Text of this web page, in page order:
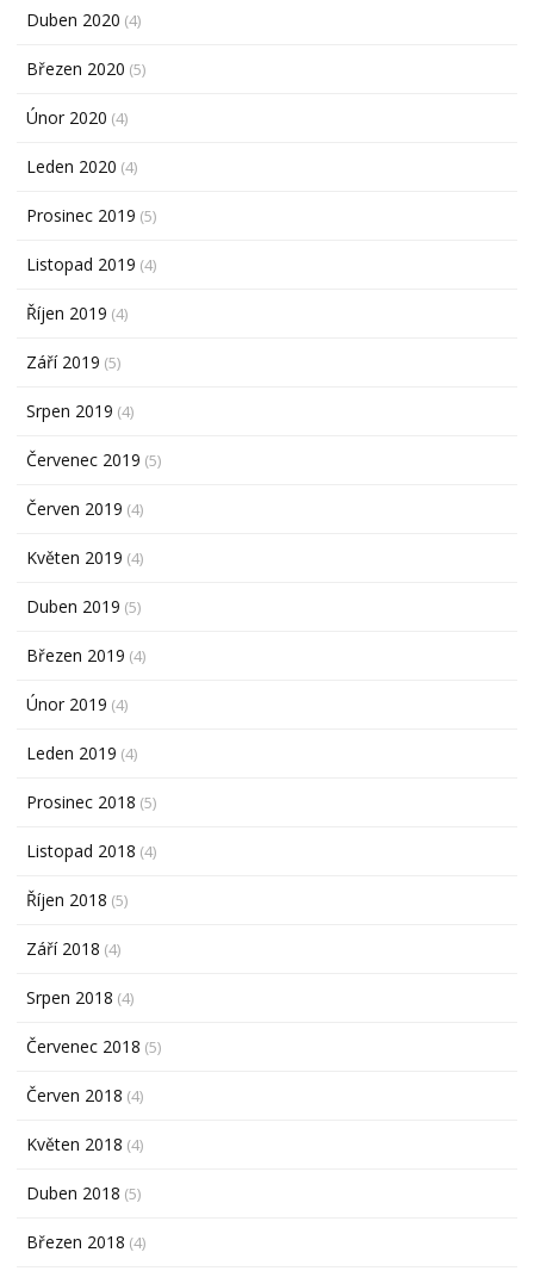
Duben 2020 (4)
Březen 2020 (5)
Únor 2020 (4)
Leden 2020 (4)
Prosinec 2019 (5)
Listopad 2019 (4)
Říjen 2019 (4)
Září 2019 (5)
Srpen 2019 (4)
Červenec 2019 (5)
Červen 2019 (4)
Květen 2019 (4)
Duben 2019 (5)
Březen 2019 (4)
Únor 2019 (4)
Leden 2019 (4)
Prosinec 2018 (5)
Listopad 2018 (4)
Říjen 2018 (5)
Září 2018 (4)
Srpen 2018 (4)
Červenec 2018 (5)
Červen 2018 (4)
Květen 2018 (4)
Duben 2018 (5)
Březen 2018 (4)